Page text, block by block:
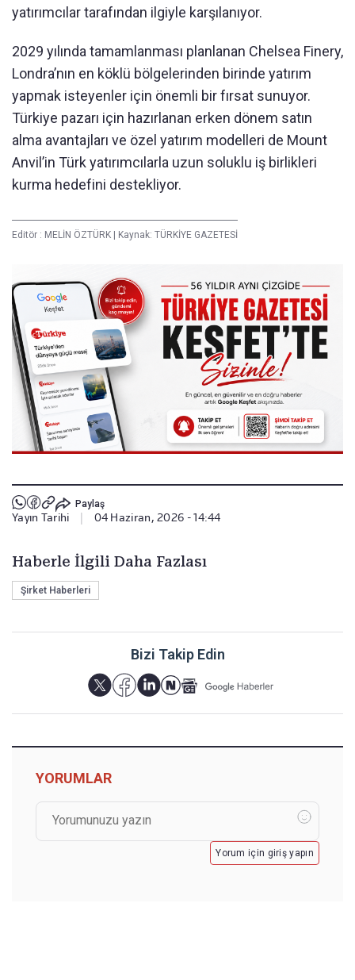
yatırımcılar tarafından ilgiyle karşılanıyor.
2029 yılında tamamlanması planlanan Chelsea Finery,
Londra’nın en köklü bölgelerinden birinde yatırım
yapmak isteyenler için önemli bir fırsat sunuyor.
Türkiye pazarı için hazırlanan erken dönem satın
alma avantajları ve özel yatırım modelleri de Mount
Anvil’in Türk yatırımcılarla uzun soluklu iş birlikleri
kurma hedefini destekliyor.
Editör : MELİN ÖZTÜRK | Kaynak: TÜRKİYE GAZETESİ
Paylaş
Yayın Tarihi 04 Haziran, 2026 - 14:44
Haberle İlgili Daha Fazlası
Şirket Haberleri
Bizi Takip Edin
YORUMLAR
Yorum için giriş yapın